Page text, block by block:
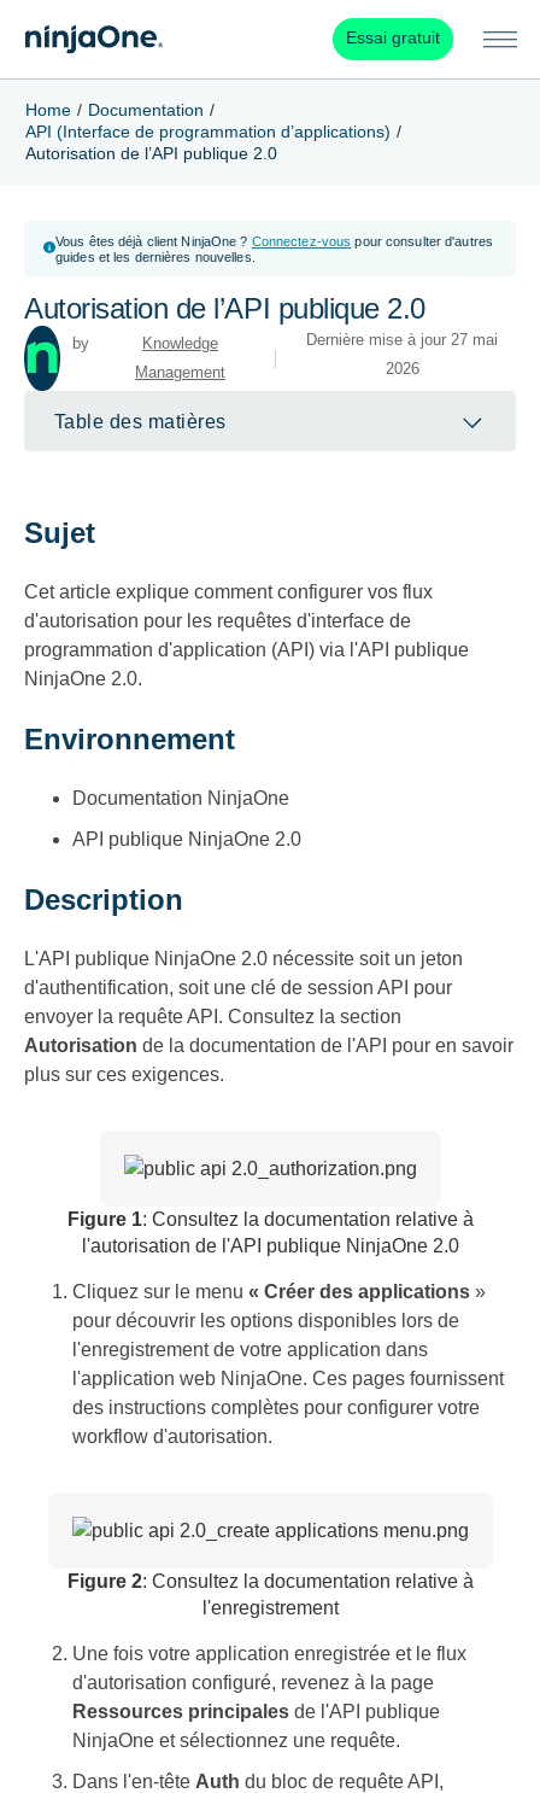
Essai gratuit
Home
Documentation
API (Interface de programmation d’applications)
Autorisation de l’API publique 2.0
Vous êtes déjà client NinjaOne ? Connectez-vous pour consulter d'autres
guides et les dernières nouvelles.
Autorisation de l’API publique 2.0
Knowledge
Management
Dernière mise à jour 27 mai
2026
Table des matières
Sujet
Cet article explique comment configurer vos flux
d'autorisation pour les requêtes d'interface de
programmation d'application (API) via l'API publique
NinjaOne 2.0.
Environnement
Documentation NinjaOne
API publique NinjaOne 2.0
Description
L'API publique NinjaOne 2.0 nécessite soit un jeton
d'authentification, soit une clé de session API pour
envoyer la requête API. Consultez la section
Autorisation de la documentation de l'API pour en savoir
plus sur ces exigences.
Figure 1: Consultez la documentation relative à
l'autorisation de l'API publique NinjaOne 2.0
Cliquez sur le menu « Créer des applications »
pour découvrir les options disponibles lors de
l'enregistrement de votre application dans
l'application web NinjaOne. Ces pages fournissent
des instructions complètes pour configurer votre
workflow d'autorisation.
Figure 2: Consultez la documentation relative à
l'enregistrement
Une fois votre application enregistrée et le flux
d'autorisation configuré, revenez à la page
Ressources principales de l'API publique
NinjaOne et sélectionnez une requête.
Dans l'en-tête Auth du bloc de requête API,